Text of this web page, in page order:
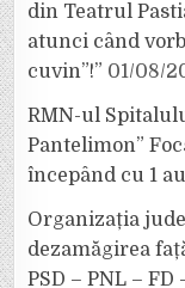
din Teatrul
atunci când
cuvin”!” 01/08/
RMN-ul
Pantelimon”
începând cu 1
Organizația
dezamăgirea
PSD – PNL –